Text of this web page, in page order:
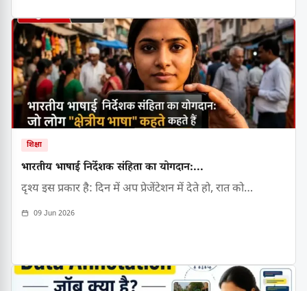
शिक्षा
भारतीय भाषाई निर्देशक संहिता का योगदान:...
दृश्य इस प्रकार है: दिन में अप प्रेजेंटेशन में देते हो, रात को…
09 Jun 2026